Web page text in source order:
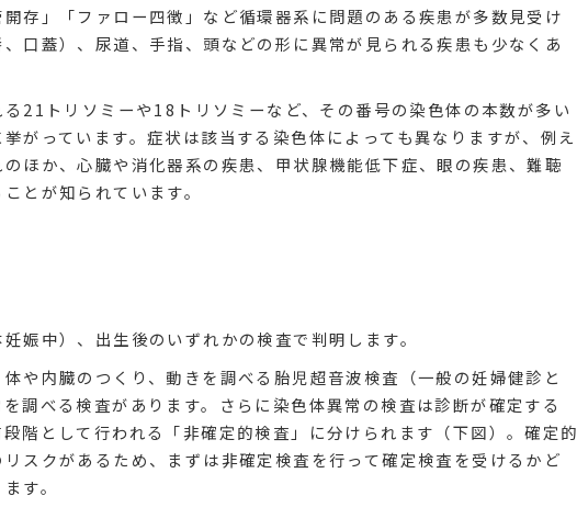
開存」「ファロー四徴」など循環器系に問題のある疾患が多数見受け
口蓋）、尿道、手指、頭などの形に異常が見られる疾患も少なくあ
21トリソミーや18トリソミーなど、その番号の染色体の本数が多い
がっています。症状は該当する染色体によっても異なりますが、例え
ほか、心臓や消化器系の疾患、甲状腺機能低下症、眼の疾患、難聴
とが知られています。
娠中）、出生後のいずれかの検査で判明します。
や内臓のつくり、動きを調べる胎児超音波検査（一般の妊婦健診と
調べる検査があります。さらに染色体異常の検査は診断が確定する
段階として行われる「非確定的検査」に分けられます（下図）。確定的
スクがあるため、まずは非確定検査を行って確定検査を受けるかど
す。